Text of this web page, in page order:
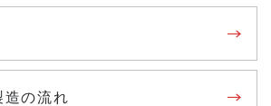
メニューを閉じる
造の流れ